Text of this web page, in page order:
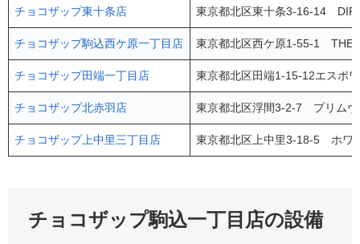
チョコザップ東十条店 東京都北区東十条3-16-14
チョコザップ駒込西ケ原一丁目店 東京都北区西ケ原1-55-1
チョコザップ田端一丁目店 東京都北区田端1-15-12エスポ
チョコザップ北赤羽店 東京都北区浮間3-2-7 プリム
チョコザップ上中里三丁目店 東京都北区上中里3-18-5 ホワ
チョコザップ駒込一丁目店の設備